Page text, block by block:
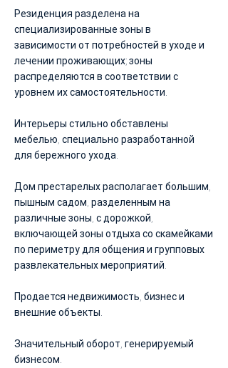
Резиденция разделена на
специализированные зоны в
зависимости от потребностей в уходе и
лечении проживающих; зоны
распределяются в соответствии с
уровнем их самостоятельности.
Интерьеры стильно обставлены
мебелью, специально разработанной
для бережного ухода.
Дом престарелых располагает большим,
пышным садом, разделенным на
различные зоны, с дорожкой,
включающей зоны отдыха со скамейками
по периметру для общения и групповых
развлекательных мероприятий.
Продается недвижимость, бизнес и
внешние объекты.
Значительный оборот, генерируемый
бизнесом.